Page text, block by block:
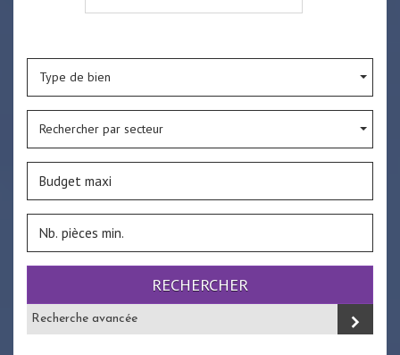
Type de bien
Rechercher par secteur
RECHERCHER
Recherche avancée